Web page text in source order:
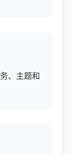
、主题和